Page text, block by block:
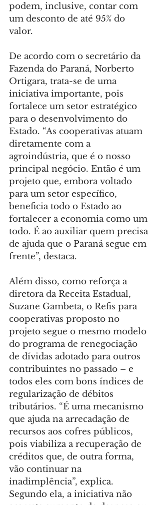
podem, inclusive, contar com
um desconto de até 95% do
valor.
De acordo com o secretário da
Fazenda do Paraná, Norberto
Ortigara, trata-se de uma
iniciativa importante, pois
fortalece um setor estratégico
para o desenvolvimento do
Estado. “As cooperativas atuam
diretamente com a
agroindústria, que é o nosso
principal negócio. Então é um
projeto que, embora voltado
para um setor específico,
beneficia todo o Estado ao
fortalecer a economia como um
todo. É ao auxiliar quem precisa
de ajuda que o Paraná segue em
frente”, destaca.
Além disso, como reforça a
diretora da Receita Estadual,
Suzane Gambeta, o Refis para
cooperativas proposto no
projeto segue o mesmo modelo
do programa de renegociação
de dívidas adotado para outros
contribuintes no passado – e
todos eles com bons índices de
regularização de débitos
tributários. “É uma mecanismo
que ajuda na arrecadação de
recursos aos cofres públicos,
pois viabiliza a recuperação de
créditos que, de outra forma,
vão continuar na
inadimplência”, explica.
Segundo ela, a iniciativa não